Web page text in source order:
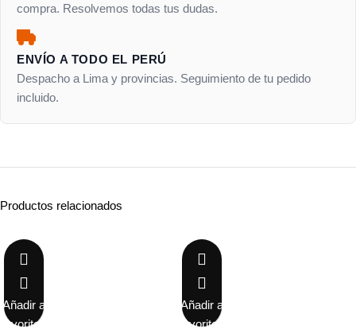
compra. Resolvemos todas tus dudas.
ENVÍO A TODO EL PERÚ
Despacho a Lima y provincias. Seguimiento de tu pedido
incluido.
Productos relacionados
-48%
Añadir a
favoritos
-30%
Añadir a
favoritos